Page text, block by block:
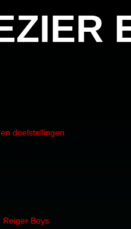
doelstellingen
Reiger Boys